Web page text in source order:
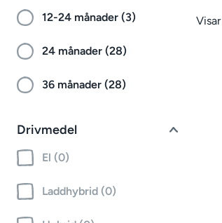
12-24 månader (3)
24 månader (28)
36 månader (28)
Drivmedel
El (0)
Laddhybrid (0)
Visar